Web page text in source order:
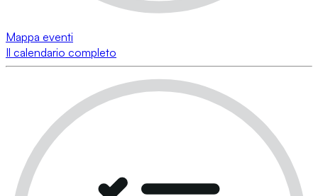
Mappa eventi
Il calendario completo